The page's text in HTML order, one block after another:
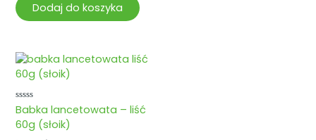
Dodaj do koszyka
Oceniono
0
na
Babka lancetowata – liść
60g (słoik)